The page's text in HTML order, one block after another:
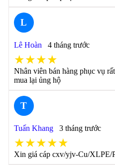
L
Lê Hoàn 4 tháng trước
★★★★
Nhân viên bán hàng phục vụ
mua lại ủng hộ
T
Tuấn Khang 3 tháng trước
★★★★★
Xin giá cáp cxv/yjv-Cu/XLPE/